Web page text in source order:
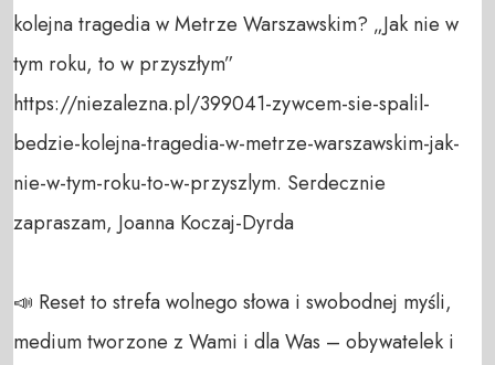
kolejna tragedia w Metrze Warszawskim? „Jak nie w
tym roku, to w przyszłym”
https://niezalezna.pl/399041-zywcem-sie-spalil-
bedzie-kolejna-tragedia-w-metrze-warszawskim-jak-
nie-w-tym-roku-to-w-przyszlym. Serdecznie
zapraszam, Joanna Koczaj-Dyrda
📣 Reset to strefa wolnego słowa i swobodnej myśli,
medium tworzone z Wami i dla Was – obywatelek i